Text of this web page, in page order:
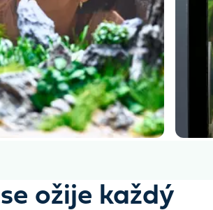
ožije každý